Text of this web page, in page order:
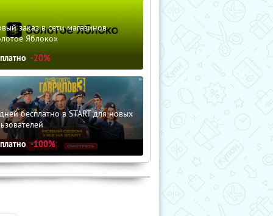
заказ в сети магазинов
Яблоко»
-20%
бесплатно в START для новых
-100%